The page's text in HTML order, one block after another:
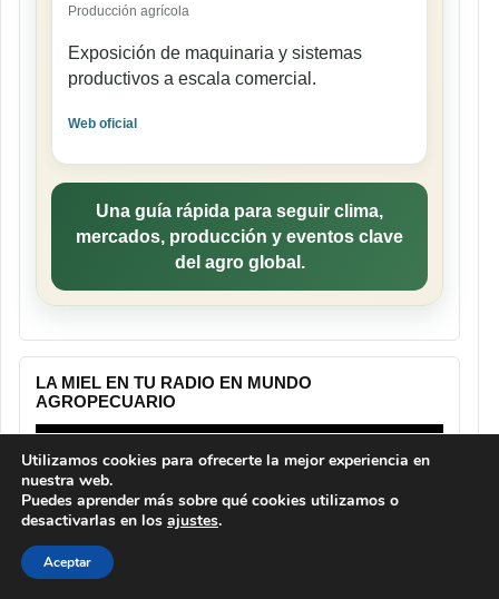
Producción agrícola
Exposición de maquinaria y sistemas
productivos a escala comercial.
Web oficial
Una guía rápida para seguir clima,
mercados, producción y eventos clave
del agro global.
LA MIEL EN TU RADIO EN MUNDO
AGROPECUARIO
Reproductor
de
vídeo
Utilizamos cookies para ofrecerte la mejor experiencia en
nuestra web.
Puedes aprender más sobre qué cookies utilizamos o
desactivarlas en los ajustes.
Aceptar